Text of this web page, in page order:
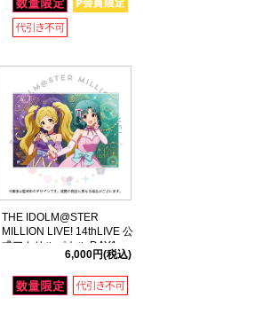
THE IDOLM@STER
MILLION LIVE! 14thLIVE 公
式アクリルパネル DAY1
6,000円(税込)